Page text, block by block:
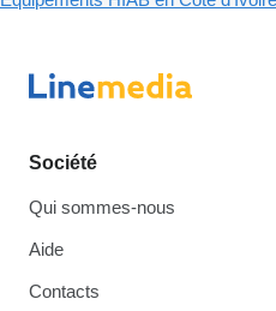
Société
Qui sommes-nous
Aide
Contacts